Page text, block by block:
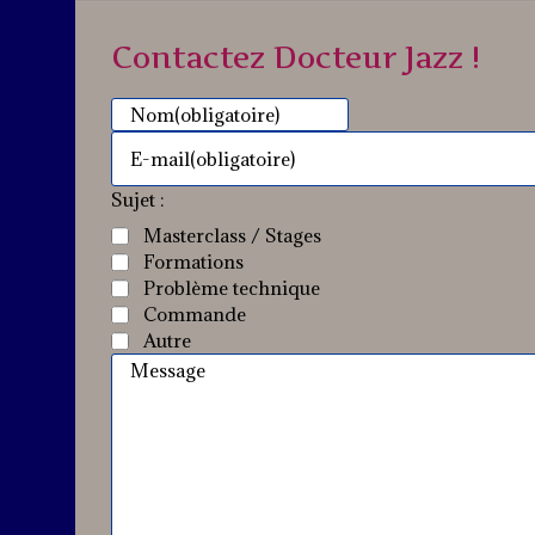
Contactez Docteur Jazz !
Nom(obligatoire)
E-mail(obligatoire)
Sujet :
Masterclass / Stages
Formations
Problème technique
Commande
Autre
Message